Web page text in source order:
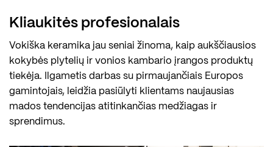
Kliaukitės profesionalais
Vokiška keramika jau seniai žinoma, kaip aukščiausios
kokybės plytelių ir vonios kambario įrangos produktų
tiekėja. Ilgametis darbas su pirmaujančiais Europos
gamintojais, leidžia pasiūlyti klientams naujausias
mados tendencijas atitinkančias medžiagas ir
sprendimus.